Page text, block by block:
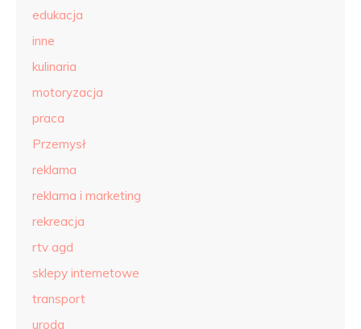
edukacja
inne
kulinaria
motoryzacja
praca
Przemysł
reklama
reklama i marketing
rekreacja
rtv agd
sklepy internetowe
transport
uroda